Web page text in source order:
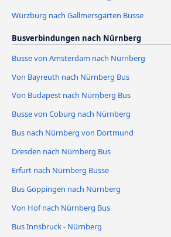
Würzburg nach Gallmersgarten Busse
Busverbindungen nach Nürnberg
Busse von Amsterdam nach Nürnberg
Von Bayreuth nach Nürnberg Bus
Von Budapest nach Nürnberg Bus
Busse von Coburg nach Nürnberg
Bus nach Nürnberg von Dortmund
Dresden nach Nürnberg Bus
Erfurt nach Nürnberg Busse
Bus Göppingen nach Nürnberg
Von Hof nach Nürnberg Bus
Bus Innsbruck - Nürnberg